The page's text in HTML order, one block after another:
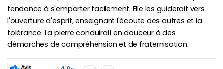
tendance à s'emporter facilement. Elle les guiderait vers
l'ouverture d'esprit, enseignant l'écoute des autres et la
tolérance. La pierre conduirait en douceur à des
démarches de compréhension et de fraternisation.